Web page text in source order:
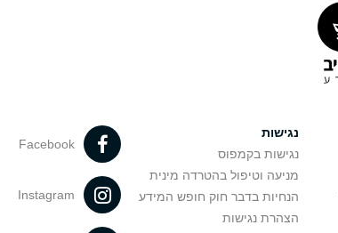
נגישות
נגישות בקמפוס
מניעה וטיפול בהטרדה מינית
הנחיות בדבר חוק חופש המידע
הצהרת נגישות
Facebook
Instagram